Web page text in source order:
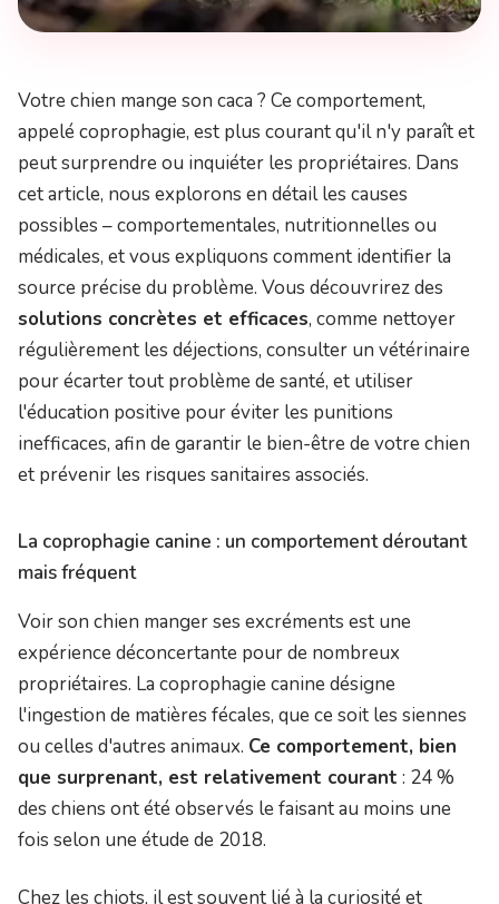
Votre chien mange son caca ? Ce comportement,
appelé coprophagie, est plus courant qu'il n'y paraît et
peut surprendre ou inquiéter les propriétaires. Dans
cet article, nous explorons en détail les causes
possibles – comportementales, nutritionnelles ou
médicales, et vous expliquons comment identifier la
source précise du problème. Vous découvrirez des
solutions concrètes et efficaces, comme nettoyer
régulièrement les déjections, consulter un vétérinaire
pour écarter tout problème de santé, et utiliser
l'éducation positive pour éviter les punitions
inefficaces, afin de garantir le bien-être de votre chien
et prévenir les risques sanitaires associés.
La coprophagie canine : un comportement déroutant
mais fréquent
Voir son chien manger ses excréments est une
expérience déconcertante pour de nombreux
propriétaires. La coprophagie canine désigne
l'ingestion de matières fécales, que ce soit les siennes
ou celles d'autres animaux. Ce comportement, bien
que surprenant, est relativement courant : 24 %
des chiens ont été observés le faisant au moins une
fois selon une étude de 2018.
Chez les chiots, il est souvent lié à la curiosité et